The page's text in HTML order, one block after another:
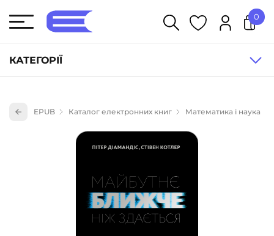
КАТЕГОРІЇ
Книги для дітей (833)
Книги для підлітків (240)
Навчальна література та посібники (527)
Енциклопедії, довідники, словники (55)
Подарункові сертифікати (1)
0
EPUB Каталог електронних книг Математика і наука